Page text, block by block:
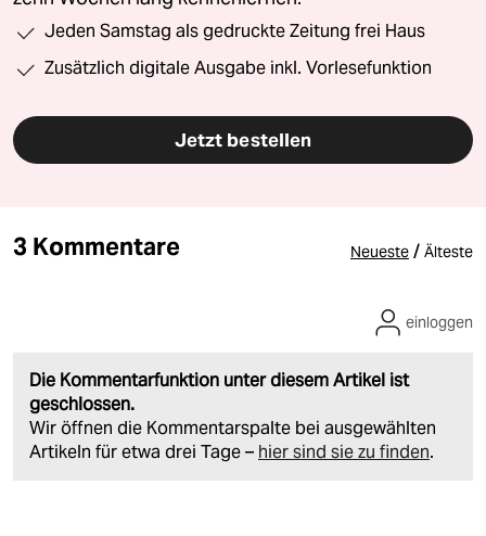
Jeden Samstag als gedruckte Zeitung frei Haus
Zusätzlich digitale Ausgabe inkl. Vorlesefunktion
Jetzt bestellen
3 Kommentare Neueste / Älteste
Die Kommentarfunktion unter diesem Artikel ist
geschlossen.
Wir öffnen die Kommentarspalte bei ausgewählten
Artikeln für etwa drei Tage – hier sind sie zu finden.
einloggen